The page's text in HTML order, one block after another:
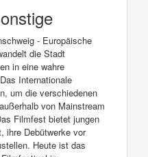
- Europäische
die Stadt
in eine wahre
Internationale
um die verschiedenen
von Mainstream
Filmfest bietet jungen
ihre Debütwerke vor
Heute ist das